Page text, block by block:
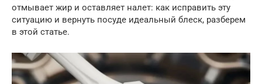
отмывает жир и оставляет налет: как исправить эту
ситуацию и вернуть посуде идеальный блеск, разберем
в этой статье.